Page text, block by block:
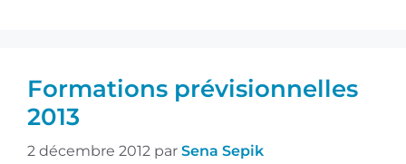
Formations prévisionnelles
2013
2 décembre 2012 par Sena Sepik